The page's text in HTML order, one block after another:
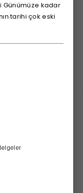
Günümüze kadar
tarihi çok eski